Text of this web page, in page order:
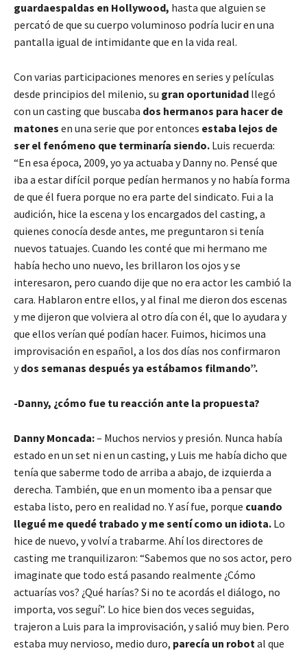
guardaespaldas en Hollywood, hasta que alguien se
percató de que su cuerpo voluminoso podría lucir en una
pantalla igual de intimidante que en la vida real.
Con varias participaciones menores en series y películas
desde principios del milenio, su gran oportunidad llegó
con un casting que buscaba dos hermanos para hacer de
matones en una serie que por entonces estaba lejos de
ser el fenómeno que terminaría siendo. Luis recuerda:
“En esa época, 2009, yo ya actuaba y Danny no. Pensé que
iba a estar difícil porque pedían hermanos y no había forma
de que él fuera porque no era parte del sindicato. Fui a la
audición, hice la escena y los encargados del casting, a
quienes conocía desde antes, me preguntaron si tenía
nuevos tatuajes. Cuando les conté que mi hermano me
había hecho uno nuevo, les brillaron los ojos y se
interesaron, pero cuando dije que no era actor les cambió la
cara. Hablaron entre ellos, y al final me dieron dos escenas
y me dijeron que volviera al otro día con él, que lo ayudara y
que ellos verían qué podían hacer. Fuimos, hicimos una
improvisación en español, a los dos días nos confirmaron
ydos semanas después ya estábamos filmando”.
-Danny, ¿cómo fue tu reacción ante la propuesta?
Danny Moncada:– Muchos nervios y presión. Nunca había
estado en un set ni en un casting, y Luis me había dicho que
tenía que saberme todo de arriba a abajo, de izquierda a
derecha. También, que en un momento iba a pensar que
estaba listo, pero en realidad no. Y así fue, porque cuando
llegué me quedé trabado y me sentí como un idiota. Lo
hice de nuevo, y volví a trabarme. Ahí los directores de
casting me tranquilizaron: “Sabemos que no sos actor, pero
imaginate que todo está pasando realmente ¿Cómo
actuarías vos? ¿Qué harías? Si no te acordás el diálogo, no
importa, vos seguí”. Lo hice bien dos veces seguidas,
trajeron a Luis para la improvisación, y salió muy bien. Pero
estaba muy nervioso, medio duro, parecía un robotal que